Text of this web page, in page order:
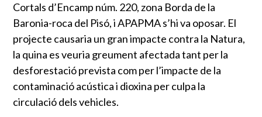
Cortals d’Encamp núm. 220, zona Borda de la
Baronia-roca del Pisó, i APAPMA s’hi va oposar. El
projecte causaria un gran impacte contra la Natura,
la quina es veuria greument afectada tant per la
desforestació prevista com per l’impacte de la
contaminació acústica i dioxina per culpa la
circulació dels vehicles.